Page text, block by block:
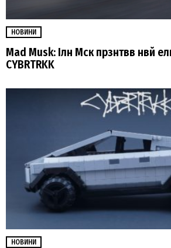
НОВИНИ
Mad Musk: Ілн Мск прзнтвв нвй
CYBRTRKK
НОВИНИ